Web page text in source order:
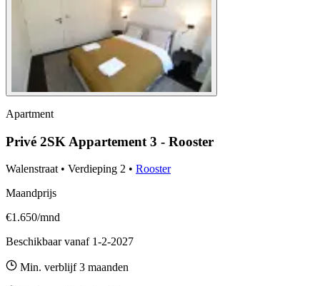
Apartment
Privé 2SK Appartement 3 - Rooster
Walenstraat• Verdieping 2 • Rooster
Maandprijs
€1.650/mnd
Beschikbaar vanaf 1-2-2027
Min. verblijf 3 maanden